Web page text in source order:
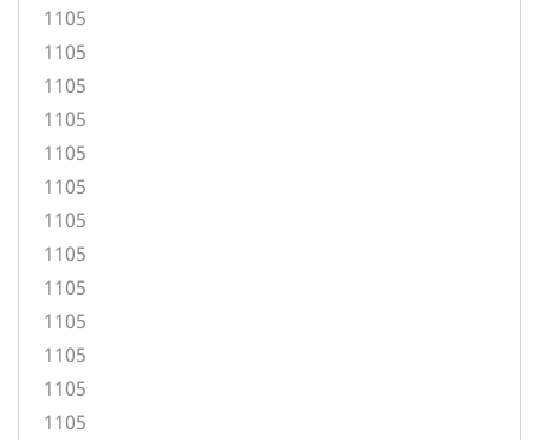
1105
1105
1105
1105
1105
1105
1105
1105
1105
1105
1105
1105
1105